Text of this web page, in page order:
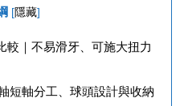
[隱藏]
較｜不易滑牙、可施大扭力
短軸分工、球頭設計與收納